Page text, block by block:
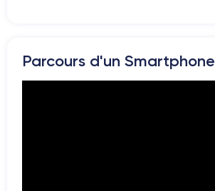
Parcours d'un Smartphone